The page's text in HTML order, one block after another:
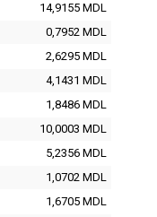
14,9155 MDL
0,7952 MDL
2,6295 MDL
4,1431 MDL
1,8486 MDL
10,0003 MDL
5,2356 MDL
1,0702 MDL
1,6705 MDL